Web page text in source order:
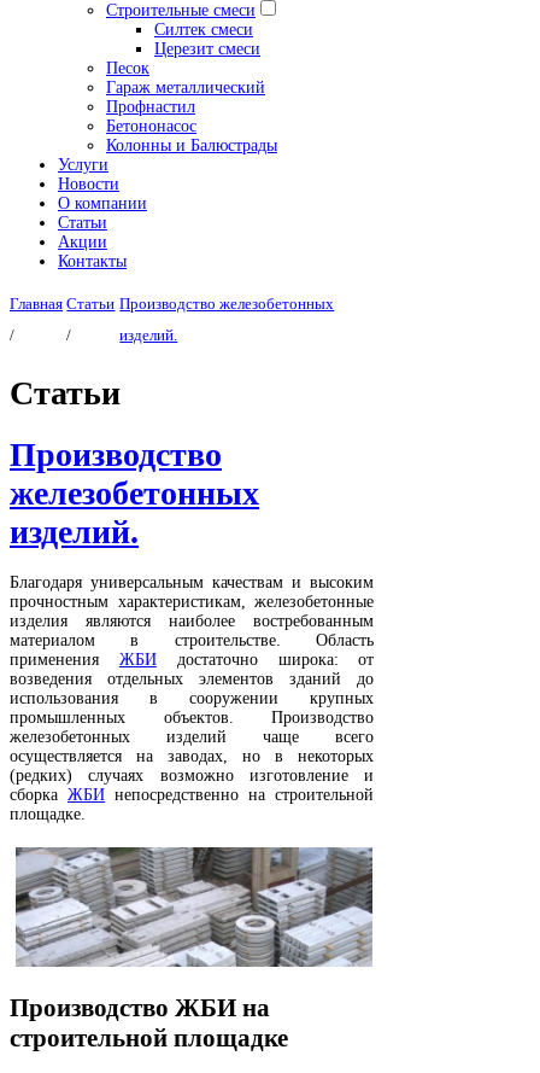
Строительные смеси
Силтек смеси
Церезит смеси
Песок
Гараж металлический
Профнастил
Бетононасос
Колонны и Балюстрады
Услуги
Новости
О компании
Статьи
Акции
Контакты
Главная
/
Статьи
/
Производство железобетонных
изделий.
Статьи
Производство
железобетонных
изделий.
Благодаря универсальным качествам и высоким
прочностным характеристикам, железобетонные
изделия являются наиболее востребованным
материалом в строительстве. Область
применения ЖБИдостаточно широка: от
возведения отдельных элементов зданий до
использования в сооружении крупных
промышленных объектов. Производство
железобетонных изделий чаще всего
осуществляется на заводах, но в некоторых
(редких) случаях возможно изготовление и
сборкаЖБИ непосредственно на строительной
площадке.
Производство ЖБИ на
строительной площадке